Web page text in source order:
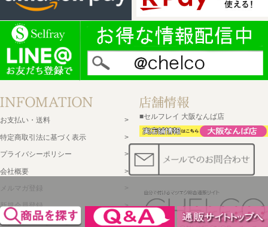
お支払い・送料
特定商取引法に基づく表示
プライバシーポリシー
会社概要
メルマガ登録
新規会員登録
ログイン・マイページ
■セルフレイ 大阪なんば店